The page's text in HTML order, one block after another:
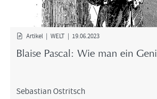
Ar­ti­kel | WELT | 19.06.2023
Blai­se Pas­cal: Wie man ein
Se­bas­ti­an Ost­rit­sch